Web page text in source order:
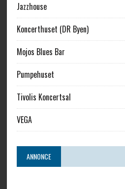
Jazzhouse
Koncerthuset (DR Byen)
Mojos Blues Bar
Pumpehuset
Tivolis Koncertsal
VEGA
ANNONCE